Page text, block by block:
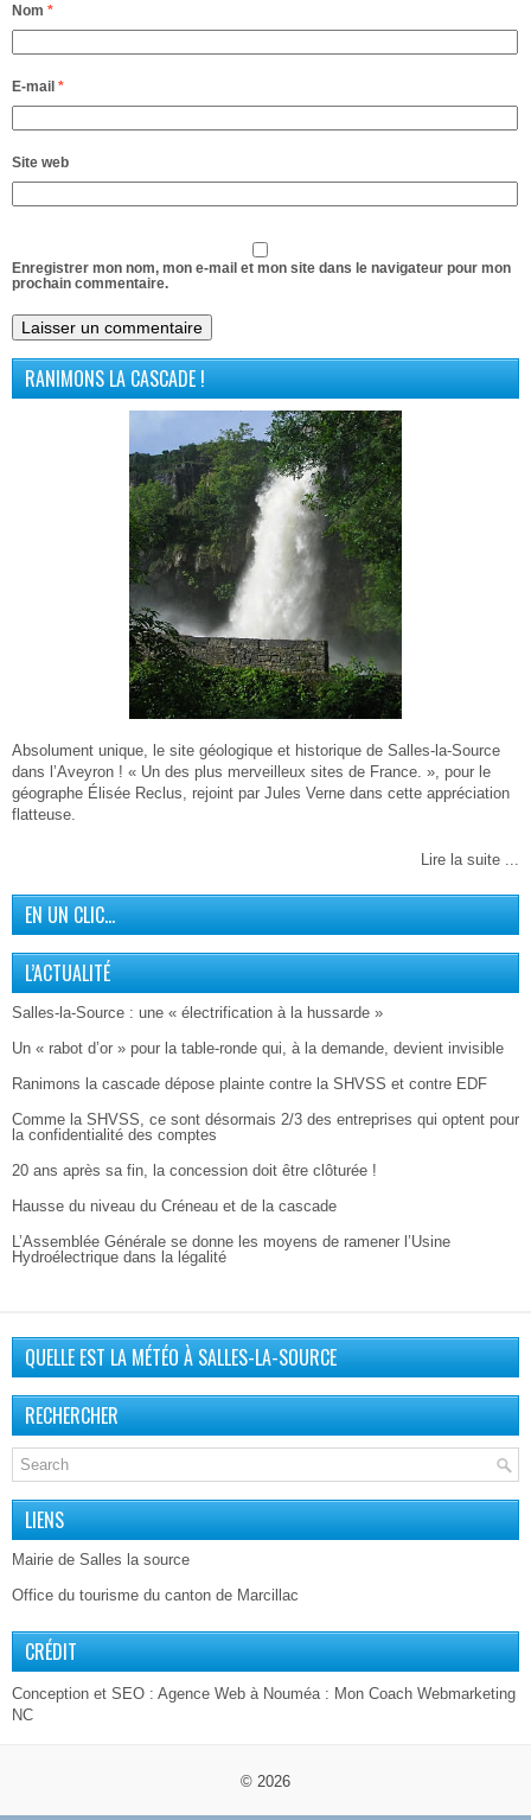
Nom *
E-mail *
Site web
Enregistrer mon nom, mon e-mail et mon site dans le navigateur pour mon
prochain commentaire.
RANIMONS LA CASCADE !
Absolument unique, le site géologique et historique de Salles-la-Source
dans l’Aveyron ! « Un des plus merveilleux sites de France. », pour le
géographe Élisée Reclus, rejoint par Jules Verne dans cette appréciation
flatteuse.
Lire la suite ...
EN UN CLIC…
L’ACTUALITÉ
Salles-la-Source : une « électrification à la hussarde »
Un « rabot d’or » pour la table-ronde qui, à la demande, devient invisible
Ranimons la cascade dépose plainte contre la SHVSS et contre EDF
Comme la SHVSS, ce sont désormais 2/3 des entreprises qui optent pour
la confidentialité des comptes
20 ans après sa fin, la concession doit être clôturée !
Hausse du niveau du Créneau et de la cascade
L’Assemblée Générale se donne les moyens de ramener l’Usine
Hydroélectrique dans la légalité
QUELLE EST LA MÉTÉO À SALLES-LA-SOURCE
RECHERCHER
LIENS
Mairie de Salles la source
Office du tourisme du canton de Marcillac
CRÉDIT
Conception et SEO : Agence Web à Nouméa : Mon Coach Webmarketing
NC
© 2026